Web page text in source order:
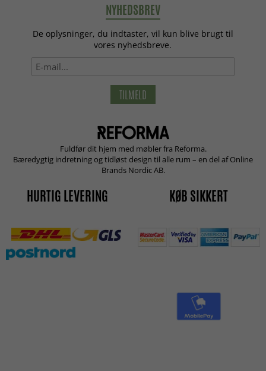
NYHEDSBREV
De oplysninger, du indtaster, vil kun blive brugt til
vores nyhedsbreve.
TILMELD
Fuldfør dit hjem med møbler fra Reforma.
Bæredygtig indretning og tidløst design til alle rum – en del af Online
Brands Nordic AB.
HURTIG LEVERING KØB SIKKERT